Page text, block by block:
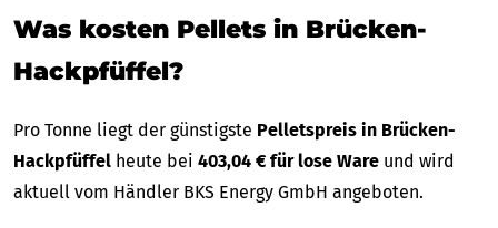
Was kosten Pellets in Brücken-
Hackpfüffel?
Pro Tonne liegt der günstigste Pelletspreis in Brücken-
Hackpfüffel heute bei 403,04 € für lose Ware und wird
aktuell vom Händler BKS Energy GmbH angeboten.